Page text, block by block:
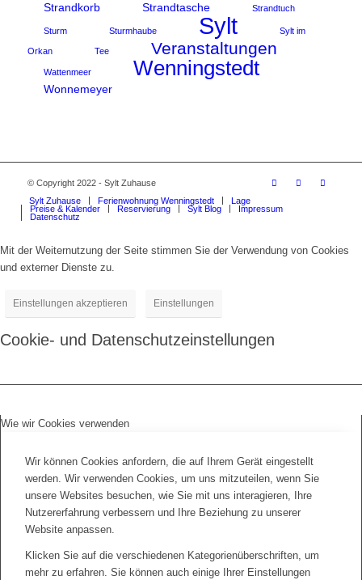
Strandkorb Strandtasche Strandtuch
Sturm Sturmhaube Sylt Sylt im
Orkan Tee Veranstaltungen
Wattenmeer Wenningstedt
Wonnemeyer
© Copyright 2022 - Sylt Zuhause
Sylt Zuhause
Ferienwohnung Wenningstedt
Lage
Preise & Kalender
Reservierung Sylt Blog
Impressum
Datenschutz
Mit der Weiternutzung der Seite stimmen Sie der Verwendung von Cookies
und externer Dienste zu.
Einstellungen akzeptieren Einstellungen
Cookie- und Datenschutzeinstellungen
Wie wir Cookies verwenden
Wir können Cookies anfordern, die auf Ihrem Gerät eingestellt
werden. Wir verwenden Cookies, um uns mitzuteilen, wenn Sie
unsere Websites besuchen, wie Sie mit uns interagieren, Ihre
Nutzererfahrung verbessern und Ihre Beziehung zu unserer
Website anpassen.
Klicken Sie auf die verschiedenen Kategorienüberschriften, um
mehr zu erfahren. Sie können auch einige Ihrer Einstellungen